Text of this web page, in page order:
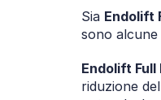
Sia Endolift
sono
Endolift Full
riduzione